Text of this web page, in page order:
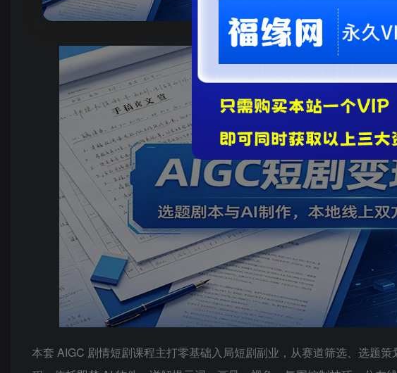
您当前未登录
本套 AIGC 剧情短剧课程主打零基础入局短剧副业，从赛道筛选、选题